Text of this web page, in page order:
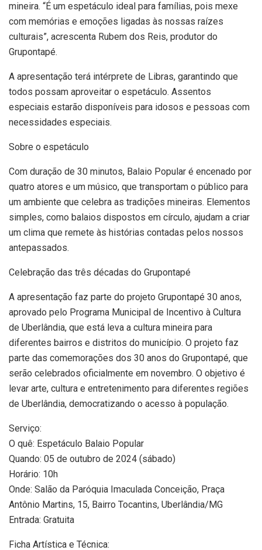
mineira. “É um espetáculo ideal para famílias, pois mexe
com memórias e emoções ligadas às nossas raízes
culturais”, acrescenta Rubem dos Reis, produtor do
Grupontapé.
A apresentação terá intérprete de Libras, garantindo que
todos possam aproveitar o espetáculo. Assentos
especiais estarão disponíveis para idosos e pessoas com
necessidades especiais.
Sobre o espetáculo
Com duração de 30 minutos, Balaio Popular é encenado por
quatro atores e um músico, que transportam o público para
um ambiente que celebra as tradições mineiras. Elementos
simples, como balaios dispostos em círculo, ajudam a criar
um clima que remete às histórias contadas pelos nossos
antepassados.
Celebração das três décadas do Grupontapé
A apresentação faz parte do projeto Grupontapé 30 anos,
aprovado pelo Programa Municipal de Incentivo à Cultura
de Uberlândia, que está leva a cultura mineira para
diferentes bairros e distritos do município. O projeto faz
parte das comemorações dos 30 anos do Grupontapé, que
serão celebrados oficialmente em novembro. O objetivo é
levar arte, cultura e entretenimento para diferentes regiões
de Uberlândia, democratizando o acesso à população.
Serviço:
O quê: Espetáculo Balaio Popular
Quando: 05 de outubro de 2024 (sábado)
Horário: 10h
Onde: Salão da Paróquia Imaculada Conceição, Praça
Antônio Martins, 15, Bairro Tocantins, Uberlândia/MG
Entrada: Gratuita
Ficha Artística e Técnica: